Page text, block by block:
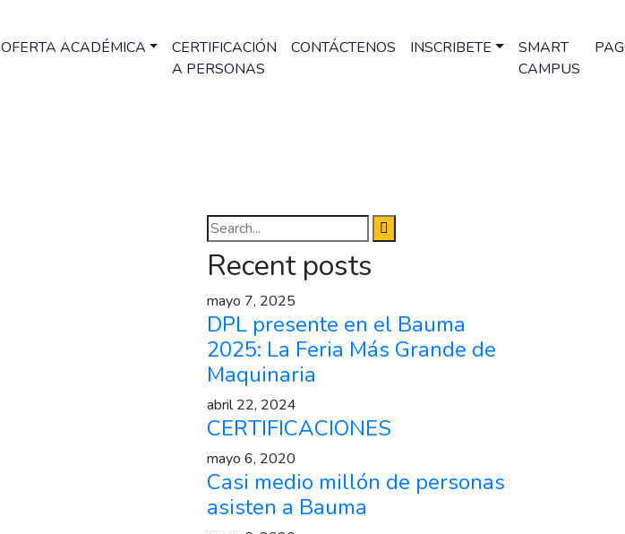
OFERTA ACADÉMICA
CERTIFICACIÓN
A PERSONAS
CONTÁCTENOS INSCRIBETE
SMART
CAMPUS
Recent posts
mayo 7, 2025
DPL presente en el Bauma
2025: La Feria Más Grande de
Maquinaria
abril 22, 2024
CERTIFICACIONES
mayo 6, 2020
Casi medio millón de personas
asisten a Bauma